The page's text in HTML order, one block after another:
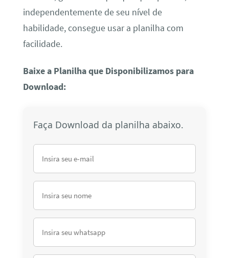
independentemente de seu nível de
habilidade, consegue usar a planilha com
facilidade.
Baixe a Planilha que Disponibilizamos para
Download:
Faça Download da planilha abaixo.